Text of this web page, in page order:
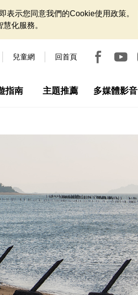
示您同意我們的Cookie使用政策。
化服務。
兒童網 回首頁
指南 主題推薦 多媒體影音